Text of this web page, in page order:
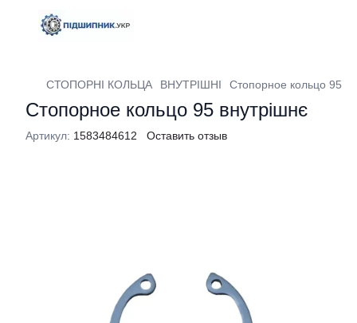
СТОПОРНІ КОЛЬЦА ВНУТРІШНІ Стопорное кольцо 95
Стопорное кольцо 95 внутрішнє
Артикул: 1583484612 Оставить отзыв